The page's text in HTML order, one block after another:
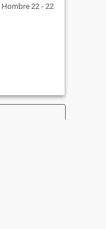
Hombre 22 - 22